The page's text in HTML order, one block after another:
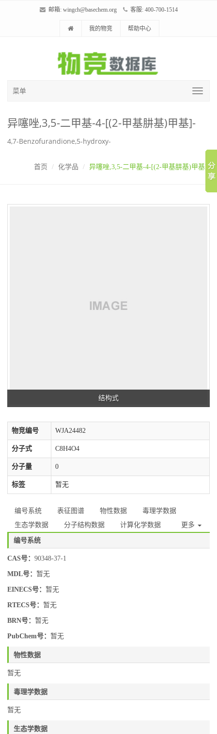
邮箱: wingch@basechem.org 客服: 400-700-1514
我的物竞 帮助中心
菜单
异噻唑,3,5-二甲基-4-[(2-甲基肼基)甲基]-
4,7-Benzofurandione,5-hydroxy-
首页 化学品 异噻唑,3,5-二甲基-4-[(2-甲基肼基)甲基]-
结构式
物竞编号 WJA24482
分子式 C8H4O4
分子量 0
标签 暂无
编号系统 表征图谱 物性数据
毒理学数据
生态学数据
分子结构数据 计算化学数据 更多
编号系统
CAS号： 90348-37-1
MDL号： 暂无
EINECS号： 暂无
RTECS号： 暂无
BRN号： 暂无
PubChem号： 暂无
物性数据
暂无
毒理学数据
暂无
生态学数据